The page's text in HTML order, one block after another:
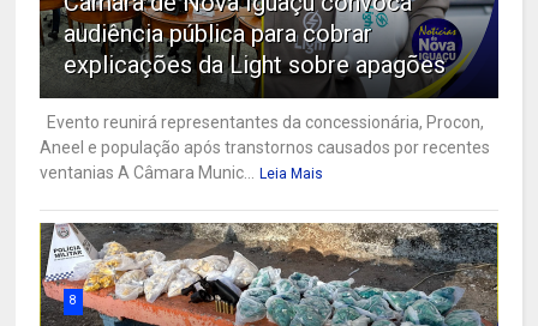
audiência pública para cobrar
explicações da Light sobre apagões
Evento reunirá representantes da concessionária, Procon,
Aneel e população após transtornos causados por recentes
ventanias A Câmara Munic...
Leia Mais
8